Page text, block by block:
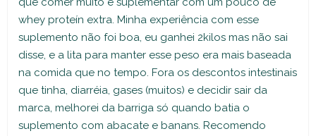
whey proteín extra. Minha experiência com esse
suplemento não foi boa, eu ganhei 2kilos mas não sai
disse, e a lita para manter esse peso era mais baseada
na comida que no tempo. Fora os descontos intestinais
que tinha, diarréia, gases (muitos) e decidir sair da
marca, melhorei da barriga só quando batia o
suplemento com abacate e banans. Recomendo